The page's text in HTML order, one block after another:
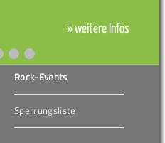
» weitere Infos
Rock-Events
Sperrungsliste